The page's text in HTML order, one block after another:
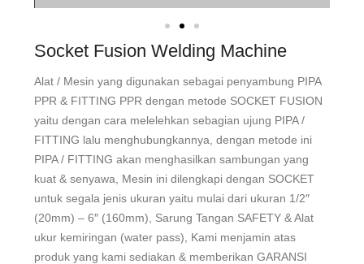
Socket Fusion Welding Machine
Alat / Mesin yang digunakan sebagai penyambung PIPA
PPR & FITTING PPR dengan metode SOCKET FUSION
yaitu dengan cara melelehkan sebagian ujung PIPA /
FITTING lalu menghubungkannya, dengan metode ini
PIPA / FITTING akan menghasilkan sambungan yang
kuat & senyawa, Mesin ini dilengkapi dengan SOCKET
untuk segala jenis ukuran yaitu mulai dari ukuran 1/2″
(20mm) – 6″ (160mm), Sarung Tangan SAFETY & Alat
ukur kemiringan (water pass), Kami menjamin atas
produk yang kami sediakan & memberikan GARANSI